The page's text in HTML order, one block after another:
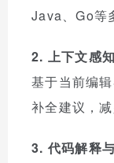
Java、Go等
2. 上下文感
基于当前编
补全建议，减
3. 代码解释